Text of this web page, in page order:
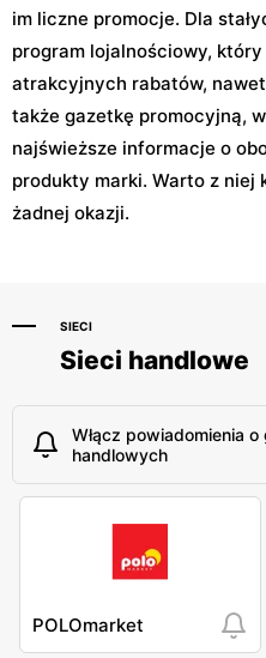
im liczne promocje. Dla
program lojalnościowy,
atrakcyjnych rabatów,
także gazetkę promocyjną,
najświeższe informacje o
produkty marki. Warto z niej
żadnej okazji.
SIECI
Sieci handlowe
Włącz powiadomienia
handlowych
POLOmarket